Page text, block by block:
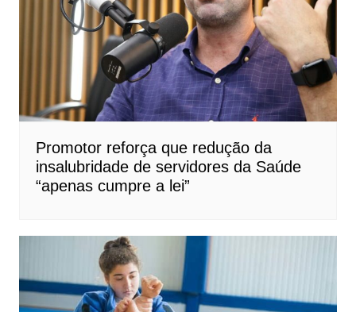
Promotor reforça que redução da
insalubridade de servidores da Saúde
“apenas cumpre a lei”